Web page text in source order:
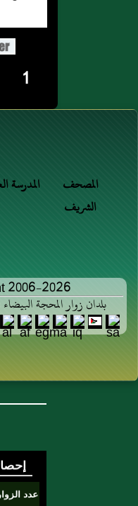
1
المدرسة
المصحف
الشريف
2006-2026
بلدان زوار المحجة